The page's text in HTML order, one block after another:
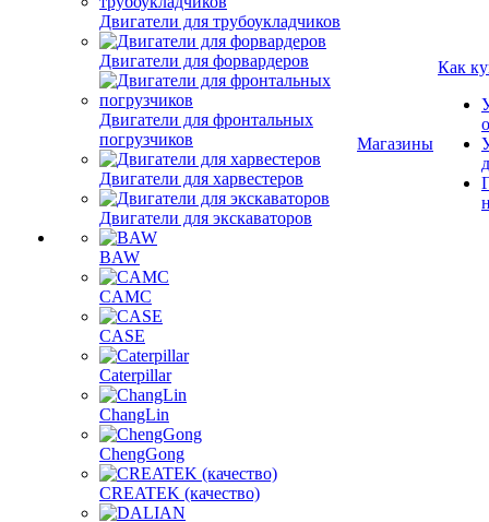
Двигатели для трубоукладчиков
Двигатели для форвардеров
Двигатели для фронтальных
погрузчиков
Двигатели для харвестеров
Двигатели для экскаваторов
BAW
CAMC
CASE
Caterpillar
ChangLin
ChengGong
CREATEK (качество)
Магазины
Как